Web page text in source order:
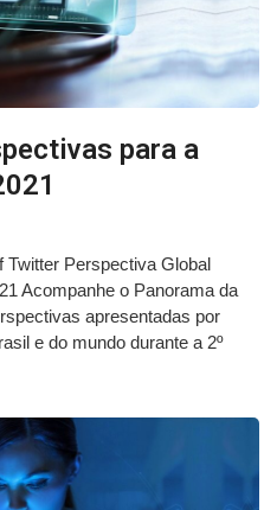
para a
Twitter Perspectiva Global
Acompanhe o Panorama da
apresentadas por
e do mundo durante a 2º